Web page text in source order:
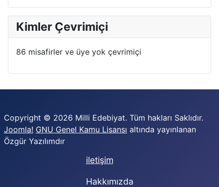
Kimler Çevrimiçi
86 misafirler ve üye yok çevrimiçi
Copyright © 2026 Milli Edebiyat. Tüm hakları Saklıdır.
Joomla! GNU Genel Kamu Lisansı altında yayınlanan
Özgür Yazılımdır
iletişim
Hakkımızda